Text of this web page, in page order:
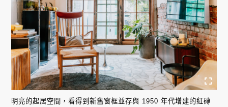
明亮的起居空間，看得到新舊窗框並存與 1950 年代增建的紅磚